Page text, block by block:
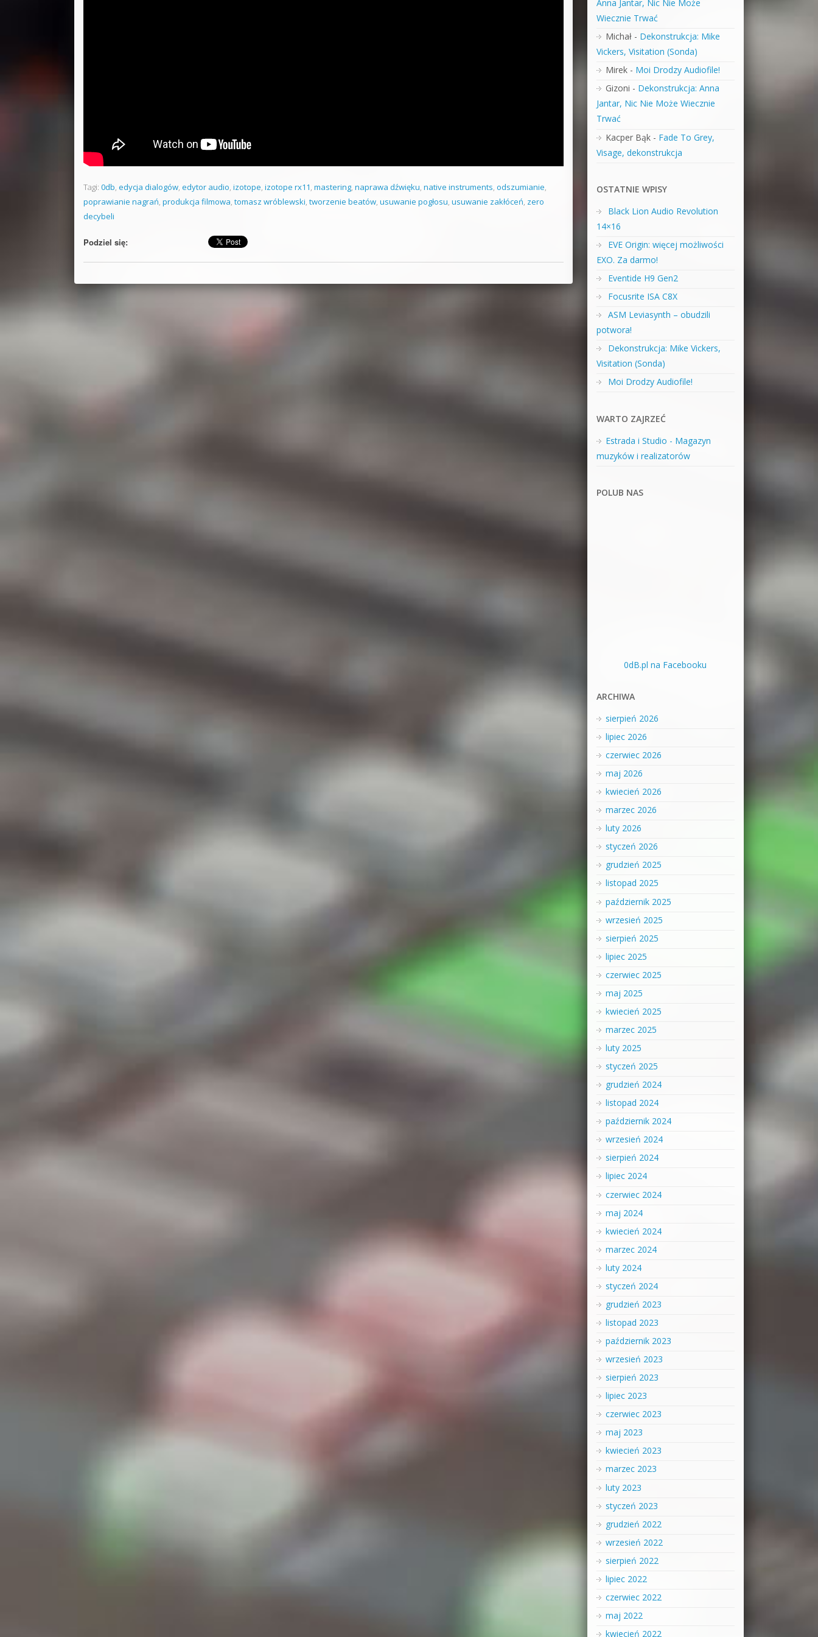
Tagi: 0db, edycja dialogów, edytor audio, izotope, izotope rx11, mastering, naprawa dźwięku, native instruments, odszumianie,
poprawianie nagrań, produkcja filmowa, tomasz wróblewski, tworzenie beatów, usuwanie pogłosu, usuwanie zakłóceń, zero
decybeli
Podziel się:
Anna Jantar, Nic Nie Może
Wiecznie Trwać
Michał- Dekonstrukcja: Mike
Vickers, Visitation (Sonda)
Mirek- Moi Drodzy Audiofile!
Gizoni - Dekonstrukcja: Anna
Jantar, Nic Nie Może Wiecznie
Trwać
Kacper Bąk- Fade To Grey,
Visage, dekonstrukcja
OSTATNIE WPISY
Black Lion Audio Revolution
14×16
EVE Origin: więcej możliwości
EXO. Za darmo!
Eventide H9 Gen2
Focusrite ISA C8X
ASM Leviasynth – obudzili
potwora!
Dekonstrukcja: Mike Vickers,
Visitation (Sonda)
Moi Drodzy Audiofile!
WARTO ZAJRZEĆ
Estrada i Studio - Magazyn
muzyków i realizatorów
POLUB NAS
0dB.pl na Facebooku
ARCHIWA
sierpień 2026
lipiec 2026
czerwiec 2026
maj 2026
kwiecień 2026
marzec 2026
luty 2026
styczeń 2026
grudzień 2025
listopad 2025
październik 2025
wrzesień 2025
sierpień 2025
lipiec 2025
czerwiec 2025
maj 2025
kwiecień 2025
marzec 2025
luty 2025
styczeń 2025
grudzień 2024
listopad 2024
październik 2024
wrzesień 2024
sierpień 2024
lipiec 2024
czerwiec 2024
maj 2024
kwiecień 2024
marzec 2024
luty 2024
styczeń 2024
grudzień 2023
listopad 2023
październik 2023
wrzesień 2023
sierpień 2023
lipiec 2023
czerwiec 2023
maj 2023
kwiecień 2023
marzec 2023
luty 2023
styczeń 2023
grudzień 2022
wrzesień 2022
sierpień 2022
lipiec 2022
czerwiec 2022
maj 2022
kwiecień 2022